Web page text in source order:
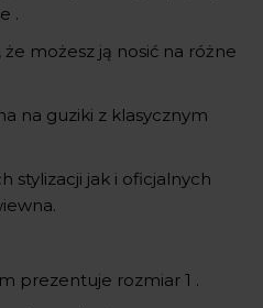
.
możesz ją nosić na różne
na guziki z klasycznym
stylizacji jak i oficjalnych
prezentuje rozmiar 1 .